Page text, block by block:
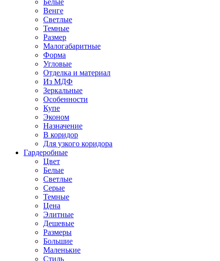
Белые
Венге
Светлые
Темные
Размер
Малогабаритные
Форма
Угловые
Отделка и материал
Из МДФ
Зеркальные
Особенности
Купе
Эконом
Назначение
В коридор
Для узкого коридора
Гардеробные
Цвет
Белые
Светлые
Серые
Темные
Цена
Элитные
Дешевые
Размеры
Большие
Маленькие
Стиль